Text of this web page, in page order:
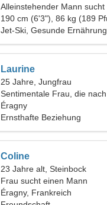
Alleinstehender Mann sucht
190 cm (6'3"), 86 kg (189
Jet-Ski, Gesunde Ernährung
Laurine
25 Jahre, Jungfrau
Sentimentale Frau, die
Éragny
Ernsthafte Beziehung
Coline
23 Jahre alt, Steinbock
Frau sucht einen Mann
Éragny, Frankreich